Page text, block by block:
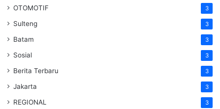
OTOMOTIF 3
Sulteng 3
Batam 3
Sosial 3
Berita Terbaru 3
Jakarta 3
REGIONAL 3